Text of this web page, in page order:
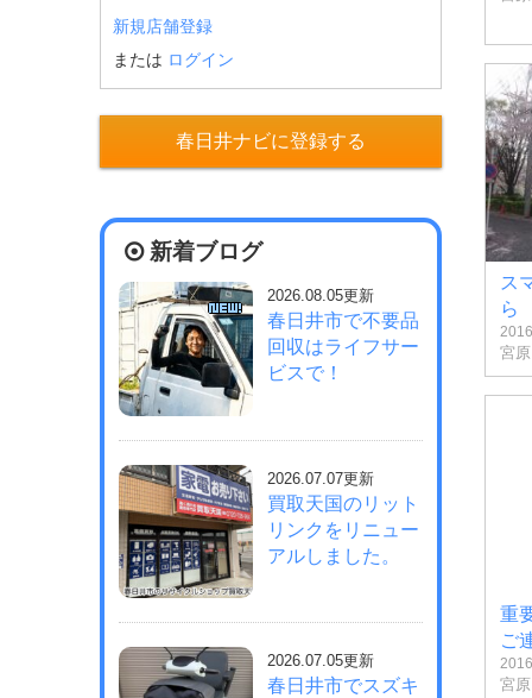
ス
ら
宮原
重
ご
宮原
新規店舗登録
または ログイン
春日井ナビに登録する
新着ブログ
2026.08.05更新
春日井市で不要品
回収はライフサー
ビスで！
2026.07.07更新
買取天国のリット
リンクをリニュー
アルしました。
2026.07.05更新
春日井市でスズキ